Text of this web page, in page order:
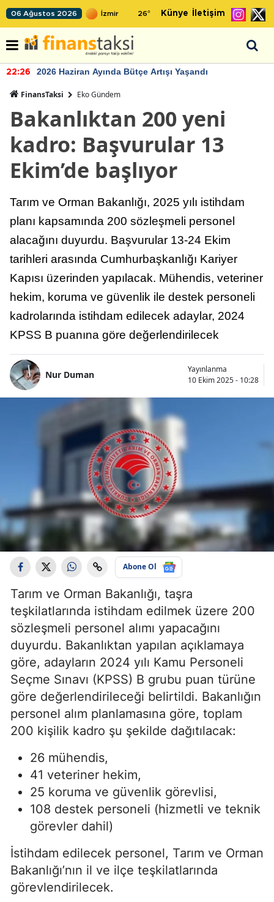
06 Ağustos 2026 26° Künye İletişim
22:26 2026 Haziran Ayında Bütçe Artışı Yaşandı
FinansTaksi Eko Gündem
Bakanlıktan 200 yeni
kadro: Başvurular 13
Ekim’de başlıyor
Tarım ve Orman Bakanlığı, 2025 yılı istihdam
planı kapsamında 200 sözleşmeli personel
alacağını duyurdu. Başvurular 13-24 Ekim
tarihleri arasında Cumhurbaşkanlığı Kariyer
Kapısı üzerinden yapılacak. Mühendis, veteriner
hekim, koruma ve güvenlik ile destek personeli
kadrolarında istihdam edilecek adaylar, 2024
KPSS B puanına göre değerlendirilecek
Nur Duman
Yayınlanma
10 Ekim 2025 - 10:28
Abone Ol
Tarım ve Orman Bakanlığı, taşra
teşkilatlarında istihdam edilmek üzere 200
sözleşmeli personel alımı yapacağını
duyurdu. Bakanlıktan yapılan açıklamaya
göre, adayların 2024 yılı Kamu Personeli
Seçme Sınavı (KPSS) B grubu puan türüne
göre değerlendirileceği belirtildi. Bakanlığın
personel alım planlamasına göre, toplam
200 kişilik kadro şu şekilde dağıtılacak:
26 mühendis,
41 veteriner hekim,
25 koruma ve güvenlik görevlisi,
108 destek personeli (hizmetli ve teknik
görevler dahil)
İstihdam edilecek personel, Tarım ve Orman
Bakanlığı’nın il ve ilçe teşkilatlarında
görevlendirilecek.